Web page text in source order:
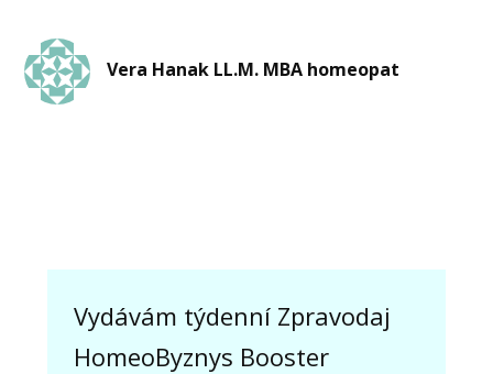
Vera Hanak LL.M. MBA homeopat
Vydávám týdenní Zpravodaj
HomeoByznys Booster